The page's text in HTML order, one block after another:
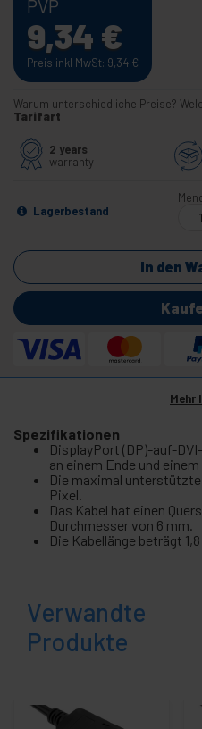
PVP
9,34 €
Preis inkl MwSt: 9,34 €
Warum unterschiedliche Preise?
Tarifart
2 years
warranty
Lagerbestand
In den
Mehr
Spezifikationen
DisplayPort (DP)-auf-
an einem Ende und
Die maximal
Pixel.
Das Kabel hat einen
Durchmesser von 6 mm.
Die Kabellänge beträgt
Verwandte
Produkte